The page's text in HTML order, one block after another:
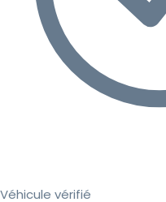
Véhicule vérifié